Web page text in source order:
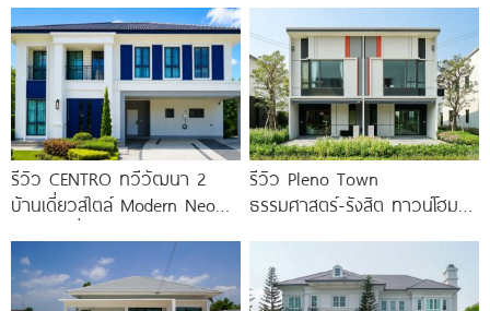
รีวิว CENTRO ทวีวัฒนา 2
บ้านเดี่ยวสไตล์ Modern Neo
รีวิว Pleno Town
ธรรมศาสตร์-รังสิต ทาวน์โฮม
ม.ธรรมศาสตร์